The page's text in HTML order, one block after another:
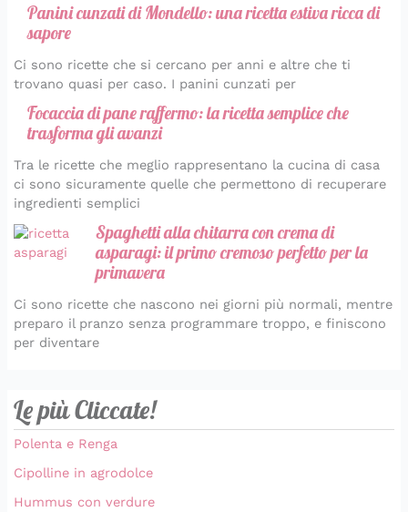
Panini cunzati di Mondello: una ricetta estiva ricca di
sapore
Ci sono ricette che si cercano per anni e altre che ti
trovano quasi per caso. I panini cunzati per
Focaccia di pane raffermo: la ricetta semplice che
trasforma gli avanzi
Tra le ricette che meglio rappresentano la cucina di casa
ci sono sicuramente quelle che permettono di recuperare
ingredienti semplici
Spaghetti alla chitarra con crema di
asparagi: il primo cremoso perfetto per la
primavera
Ci sono ricette che nascono nei giorni più normali, mentre
preparo il pranzo senza programmare troppo, e finiscono
per diventare
Le più Cliccate!
Polenta e Renga
Cipolline in agrodolce
Hummus con verdure